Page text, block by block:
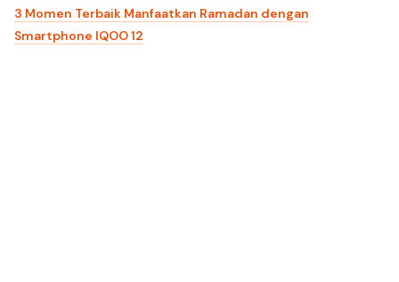
3 Momen Terbaik Manfaatkan Ramadan dengan
Smartphone IQOO 12